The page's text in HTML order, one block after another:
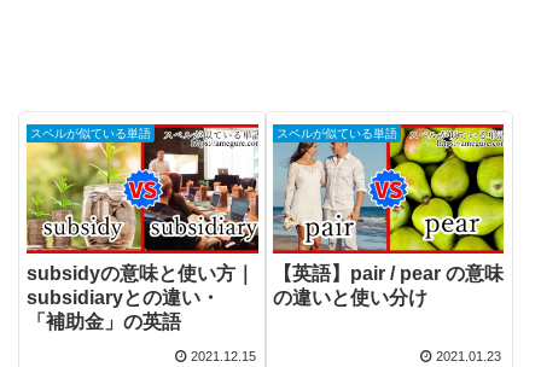
スペルが似ている単語
subsidyの意味と使い方｜
subsidiaryとの違い・
「補助金」の英語
2021.12.15
スペルが似ている単語
【英語】pair / pear の意味
の違いと使い分け
2021.01.23